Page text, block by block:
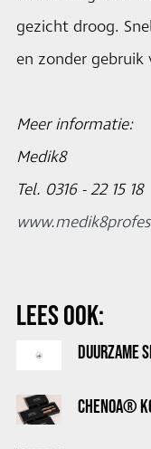
gezicht droog.
en zonder
Meer informatie:
Medik8
Tel. 0316 - 22 15 18
LEES OOK:
DUURZAME
CHENOA®